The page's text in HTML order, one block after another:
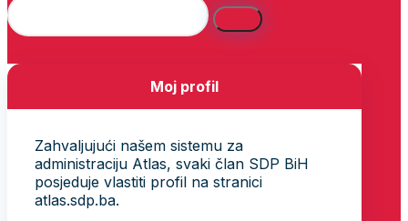
Moj profil
Zahvaljujući našem sistemu za
administraciju Atlas, svaki član SDP BiH
posjeduje vlastiti profil na stranici
atlas.sdp.ba.